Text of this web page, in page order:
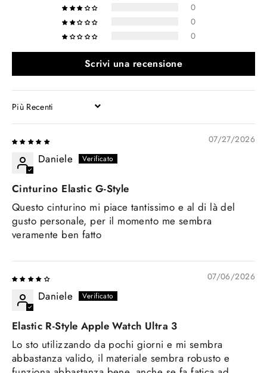
0
0
0
Scrivi una recensione
SORT BY
07/27/2026
Daniele
Cinturino Elastic G-Style
Questo cinturino mi piace tantissimo e al di là del
gusto personale, per il momento me sembra
veramente ben fatto
07/06/2026
Daniele
Elastic R-Style Apple Watch Ultra 3
Lo sto utilizzando da pochi giorni e mi sembra
abbastanza valido, il materiale sembra robusto e